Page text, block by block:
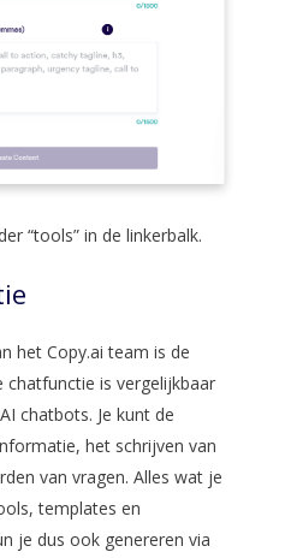
“tools” in de linkerbalk.
het Copy.ai team is de
chatfunctie is vergelijkbaar
chatbots. Je kunt de
het schrijven van
van vragen. Alles wat je
templates en
je dus ook genereren via